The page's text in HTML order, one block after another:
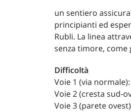
un sentiero
principianti ed
Rubli. La linea
senza timore, come
Difficoltà
Voie 1 (via
Voie 2 (cresta sud-
Voie 3 (parete